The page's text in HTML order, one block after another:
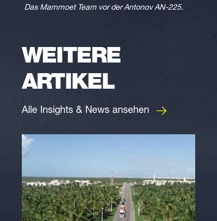
Das Mammoet Team vor der Antonov AN-225.
WEITERE
ARTIKEL
Alle Insights & News ansehen